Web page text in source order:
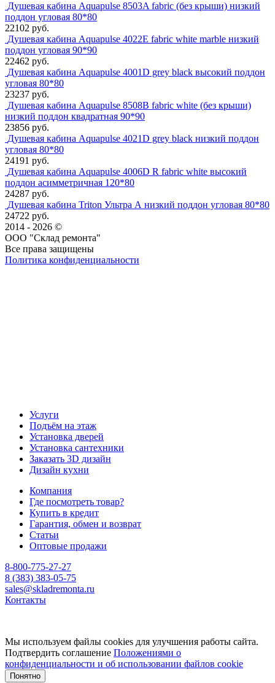
Душевая кабина Aquapulse 8503A fabric (без крыши) низкий
поддон угловая 80*80
22102 руб.
Душевая кабина Aquapulse 4022E fabric white marble низкий
поддон угловая 90*90
22462 руб.
Душевая кабина Aquapulse 4001D grey black высокий поддон
угловая 80*80
23237 руб.
Душевая кабина Aquapulse 8508B fabric white (без крыши)
низкий поддон квадратная 90*90
23856 руб.
Душевая кабина Aquapulse 4021D grey black низкий поддон
угловая 80*80
24191 руб.
Душевая кабина Aquapulse 4006D R fabric white высокий
поддон асимметричная 120*80
24287 руб.
Душевая кабина Triton Ультра А низкий поддон угловая 80*80
24722 руб.
2014 - 2026 ©
ООО "Склад ремонта"
Все права защищены
Политика конфиденциальности
Услуги
Подъём на этаж
Установка дверей
Установка сантехники
Заказать 3D дизайн
Дизайн кухни
Компания
Где посмотреть товар?
Купить в кредит
Гарантия, обмен и возврат
Статьи
Оптовые продажи
8-800-775-27-27
8 (383) 383-05-75
sales@skladremonta.ru
Контакты
Мы используем файлы cookies для улучшения работы сайта.
Подтвердить соглашение Положениями о
конфиденциальности и об использовании файлов cookie
Понятно